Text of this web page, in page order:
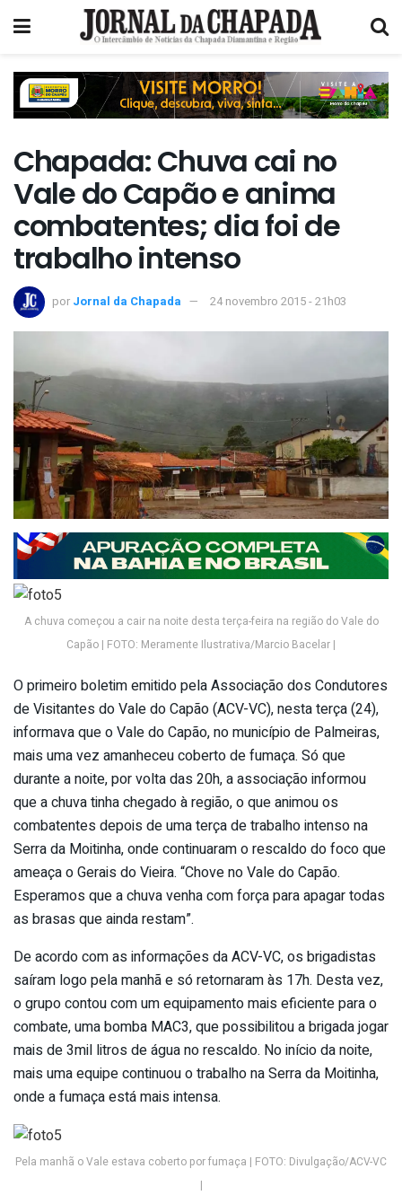
Chapada: Chuva cai no
Vale do Capão e anima
combatentes; dia foi de
trabalho intenso
por Jornal da Chapada 24 novembro 2015 - 21h03
A chuva começou a cair na noite desta terça-feira na região do Vale do
Capão | FOTO: Meramente Ilustrativa/Marcio Bacelar |
O primeiro boletim emitido pela Associação dos Condutores
de Visitantes do Vale do Capão (ACV-VC), nesta terça (24),
informava que o Vale do Capão, no município de Palmeiras,
mais uma vez amanheceu coberto de fumaça. Só que
durante a noite, por volta das 20h, a associação informou
que a chuva tinha chegado à região, o que animou os
combatentes depois de uma terça de trabalho intenso na
Serra da Moitinha, onde continuaram o rescaldo do foco que
ameaça o Gerais do Vieira. “Chove no Vale do Capão.
Esperamos que a chuva venha com força para apagar todas
as brasas que ainda restam”.
De acordo com as informações da ACV-VC, os brigadistas
saíram logo pela manhã e só retornaram às 17h. Desta vez,
o grupo contou com um equipamento mais eficiente para o
combate, uma bomba MAC3, que possibilitou a brigada jogar
mais de 3mil litros de água no rescaldo. No início da noite,
mais uma equipe continuou o trabalho na Serra da Moitinha,
onde a fumaça está mais intensa.
Pela manhã o Vale estava coberto por fumaça | FOTO: Divulgação/ACV-VC
|